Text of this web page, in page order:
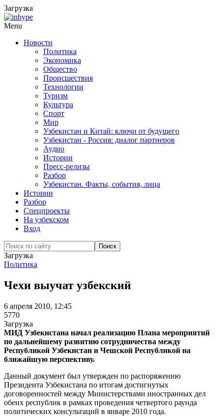
Загрузка
Menu
Новости
Политика
Экономика
Общество
Происшествия
Технологии
Туризм
Культура
Спорт
Мир
Узбекистан и Китай: ключи от будущего
Узбекистан - Россия: диалог партнеров
Аудио
Истории
Пресс-релизы
Разбор
Узбекистан. Факты, события, лица
Истории
Разбор
Спецпроекты
На узбекском
Вход
Загрузка
Политика
Чехи выучат узбекский
6 апреля 2010, 12:45
5770
Загрузка
МИД Узбекистана начал реализацию Плана мероприятий
по дальнейшему развитию сотрудничества между
Республикой Узбекистан и Чешской Республикой на
ближайшую перспективу.
Данный документ был утвержден по распоряжению
Президента Узбекистана по итогам достигнутых
договоренностей между Министерствами иностранных дел
обеих республик в рамках проведения четвертого раунда
политических консультаций в январе 2010 года.